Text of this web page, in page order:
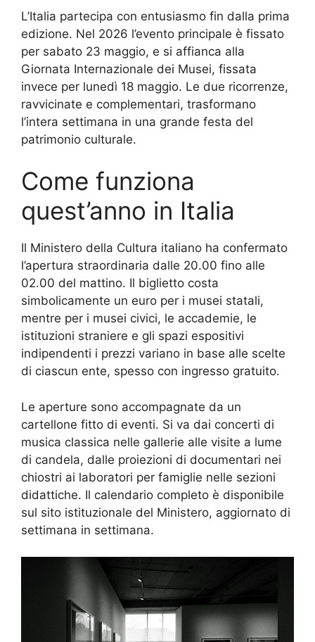
L’Italia partecipa con entusiasmo fin dalla prima
edizione. Nel 2026 l’evento principale è fissato
per sabato 23 maggio, e si affianca alla
Giornata Internazionale dei Musei, fissata
invece per lunedì 18 maggio. Le due ricorrenze,
ravvicinate e complementari, trasformano
l’intera settimana in una grande festa del
patrimonio culturale.
Come funziona
quest’anno in Italia
Il Ministero della Cultura italiano ha confermato
l’apertura straordinaria dalle 20.00 fino alle
02.00 del mattino. Il biglietto costa
simbolicamente un euro per i musei statali,
mentre per i musei civici, le accademie, le
istituzioni straniere e gli spazi espositivi
indipendenti i prezzi variano in base alle scelte
di ciascun ente, spesso con ingresso gratuito.
Le aperture sono accompagnate da un
cartellone fitto di eventi. Si va dai concerti di
musica classica nelle gallerie alle visite a lume
di candela, dalle proiezioni di documentari nei
chiostri ai laboratori per famiglie nelle sezioni
didattiche. Il calendario completo è disponibile
sul sito istituzionale del Ministero, aggiornato di
settimana in settimana.